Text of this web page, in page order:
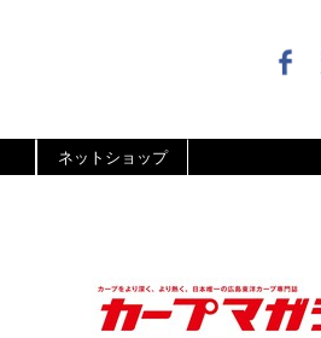
ネットショップ